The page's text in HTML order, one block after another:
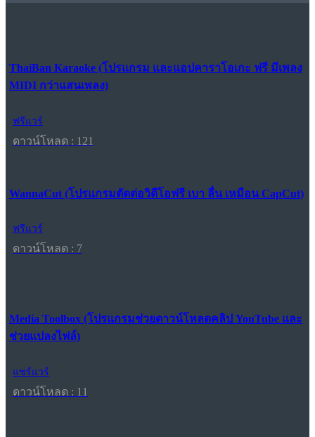
ThaiBan Karaoke (โปรแกรม และแอปคาราโอเกะ ฟรี มีเพลง
MIDI กว่าแสนเพลง)
ฟรีแวร์
ดาวน์โหลด : 121
WannaCut (โปรแกรมตัดต่อวิดีโอฟรี เบา ลื่น เหมือน CapCut)
ฟรีแวร์
ดาวน์โหลด : 7
Media Toolbox (โปรแกรมช่วยดาวน์โหลดคลิป YouTube และ
ช่วยแปลงไฟล์)
แชร์แวร์
ดาวน์โหลด : 11